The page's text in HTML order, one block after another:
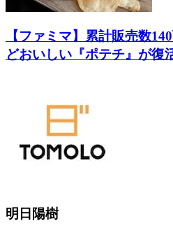
【ファミマ】累計販売数
どおいしい『ポテチ』が復
明日陽樹